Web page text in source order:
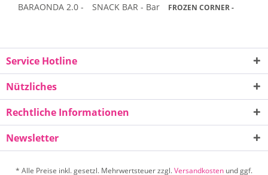
BARAONDA 2.0 - SNACK BAR - Bar FROZEN CORNER -
Service Hotline
Nützliches
Rechtliche Informationen
Newsletter
* Alle Preise inkl. gesetzl. Mehrwertsteuer zzgl.Versandkosten und ggf.